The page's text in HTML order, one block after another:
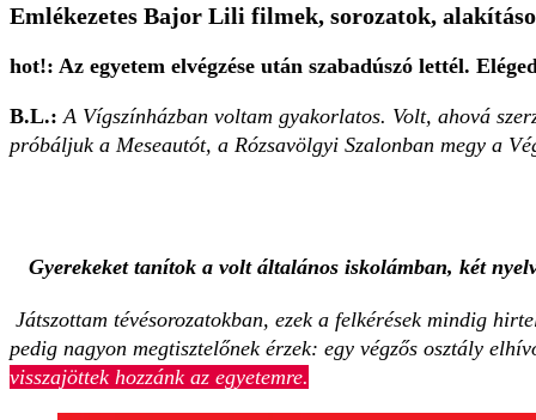
Emlékezetes Bajor Lili filmek, sorozatok,
hot!: Az egyetem elvégzése után szabadúszó lettél.
B.L.: A Vígszínházban voltam gyakorlatos. Volt, ahová
próbáljuk a Meseautót, a Rózsavölgyi Szalonban megy a
Gyerekeket tanítok a volt általános iskolámban, két
Játszottam tévésorozatokban, ezek a felkérések mindig
pedig nagyon megtisztelőnek érzek: egy végzős osztály
visszajöttek hozzánk az egyetemre.